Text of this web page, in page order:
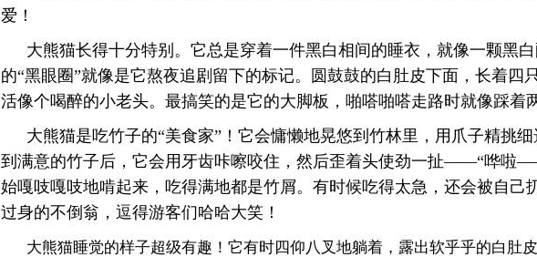
爱！
大熊猫长得十分特别。它总是穿着一件黑白相间的睡衣，就像一颗黑
的“黑眼圈”就像是它熬夜追剧留下的标记。圆鼓鼓的白肚皮下面，长着四
活像个喝醉的小老头。 最搞笑的是它的大脚板，啪嗒啪嗒走路时就像踩着
大熊猫是吃竹子的“美食家”！它会慵懒地晃悠到竹林里，用爪子精挑
到满意的竹子后，它会用牙齿咔嚓咬住，然后歪着头使劲一扯——“哗啦
始嘎吱嘎吱地啃起来，吃得满地都是竹屑。有时候吃得太急，还会被自己
过身的不倒翁，逗得游客们哈哈大笑！
大熊猫睡觉的样子超级有趣！它有时四仰八叉地躺着，露出软乎乎的白肚